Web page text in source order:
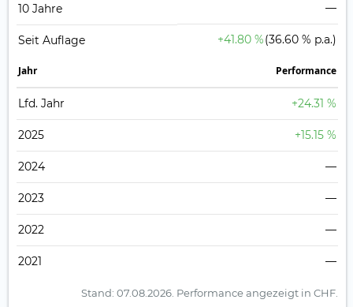
10 Jahre —
Seit Auflage +41.80 %(36.60 % p.a.)
Jahr Perfor­mance
Lfd. Jahr +24.31 %
2025 +15.15 %
2024 —
2023 —
2022 —
2021 —
Stand: 07.08.2026. Performance angezeigt in CHF.